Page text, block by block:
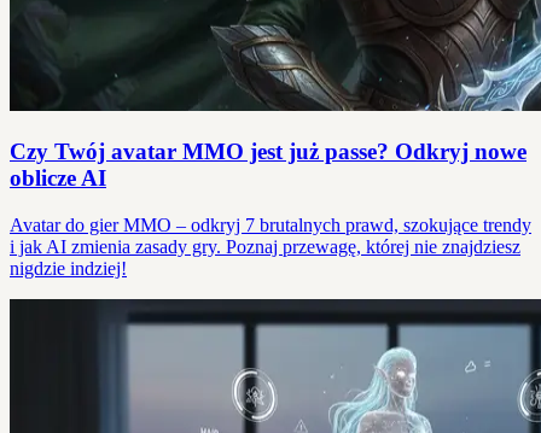
Czy Twój avatar MMO jest już passe? Odkryj nowe
oblicze AI
Avatar do gier MMO – odkryj 7 brutalnych prawd, szokujące trendy
i jak AI zmienia zasady gry. Poznaj przewagę, której nie znajdziesz
nigdzie indziej!